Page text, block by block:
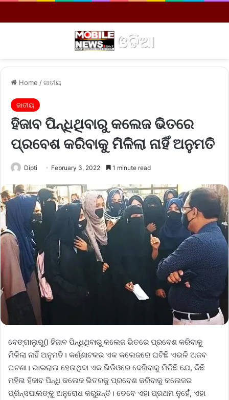
Home /ଜାତୀୟ
ଜାତୀୟ
ହିଜାବ ପିନ୍ଧିଥିବାରୁ କଲେଜ ଭିତରେ
ପ୍ରବେଶ କରିବାକୁ ମିଳିଲା ନାହିଁ ଅନୁମତି
Dipti February 3, 2022 1 minute read
ବେଙ୍ଗାଲୁରୁ() ହିଜାବ ପିନ୍ଧିଥିବାରୁ କଲେଜ ଭିତରେ ପ୍ରବେଶ କରିବାକୁ
ମିଳିଲା ନାହିଁ ଅନୁମତି। କର୍ଣ୍ଣାଟକର ଏକ କଲେଜରେ ଘଟିଛି ଏଭଳି ଅଜବ
ଘଟଣା। ଭାଇରାଲ ହେଉଥିବା ଏକ ଭିଡିଓରେ ଦେଖିବାକୁ ମିଳିଛି ଯେ, କିଛି
ମହିଳା ହିଜାବ ପିନ୍ଧି କଲେଜ ଭିତରକୁ ପ୍ରବେଶ କରିବାକୁ କଲେଜର
ପ୍ରିନ୍ସପାଲଙ୍କୁ ଅନୁରୋଧ କରୁଛନ୍ତି। ତେବେ ଏହା ପ୍ରଥମ ନୁହେଁ, ଏହା